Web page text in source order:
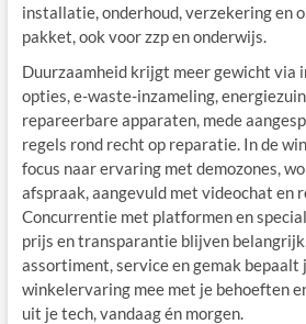
installatie, onderhoud, verzekering en
pakket, ook voor zzp en onderwijs.
Duurzaamheid krijgt meer gewicht via
opties, e-waste-inzameling,
repareerbare apparaten, mede
regels rond recht op reparatie. In de
focus naar ervaring met demozones,
afspraak, aangevuld met videochat en
Concurrentie met platformen en
prijs en transparantie blijven
assortiment, service en gemak bepaalt
winkelervaring mee met je behoeften
uit je tech, vandaag én morgen.